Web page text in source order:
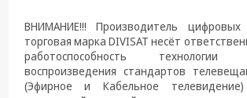
ВНИМАНИЕ!!! Производитель
торговая марка DIVISAT несёт
работоспособность
воспроизведения стандартов
(Эфирное и Кабельное